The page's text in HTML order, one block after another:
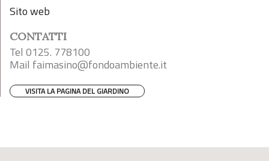
Sito web
CONTATTI
Tel 0125. 778100
Mail faimasino@fondoambiente.it
VISITA LA PAGINA DEL GIARDINO